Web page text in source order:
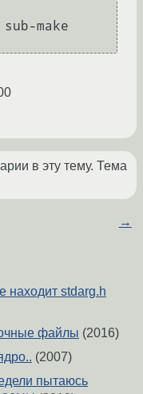
в эту тему. Тема
→
находит stdarg.h
файлы (2016)
(2007)
пытаюсь